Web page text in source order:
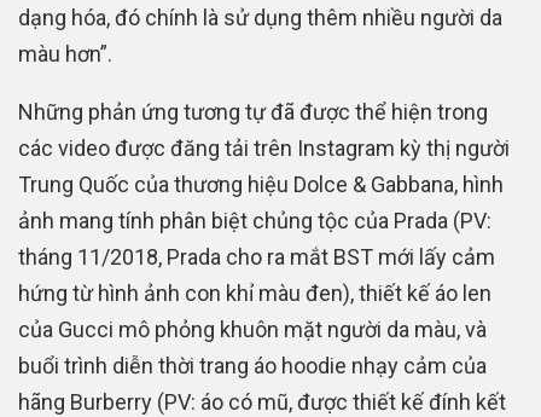
dạng hóa, đó chính là sử dụng thêm nhiều người da
màu hơn”.
Những phản ứng tương tự đã được thể hiện trong
các video được đăng tải trên Instagram kỳ thị người
Trung Quốc của thương hiệu Dolce & Gabbana, hình
ảnh mang tính phân biệt chủng tộc của Prada (PV:
tháng 11/2018, Prada cho ra mắt BST mới lấy cảm
hứng từ hình ảnh con khỉ màu đen), thiết kế áo len
của Gucci mô phỏng khuôn mặt người da màu, và
buổi trình diễn thời trang áo hoodie nhạy cảm của
hãng Burberry (PV: áo có mũ, được thiết kế đính kết